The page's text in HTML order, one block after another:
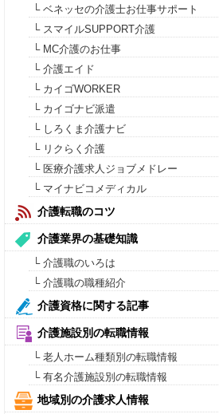
└ ベネッセの介護士お仕事サポート
└ スマイルSUPPORT介護
└ MC介護のお仕事
└ 介護エイド
└ カイゴWORKER
└ カイゴナビ派遣
└ しろくま介護ナビ
└ リクらく介護
└ 医療介護求人ジョブメドレー
└ マイナビコメディカル
介護転職のコツ
介護業界の基礎知識
└ 介護職のいろは
└ 介護職の職種紹介
介護資格に関する記事
介護施設別の転職情報
└ 老人ホーム種類別の転職情報
└ 有名介護施設別の転職情報
地域別の介護求人情報